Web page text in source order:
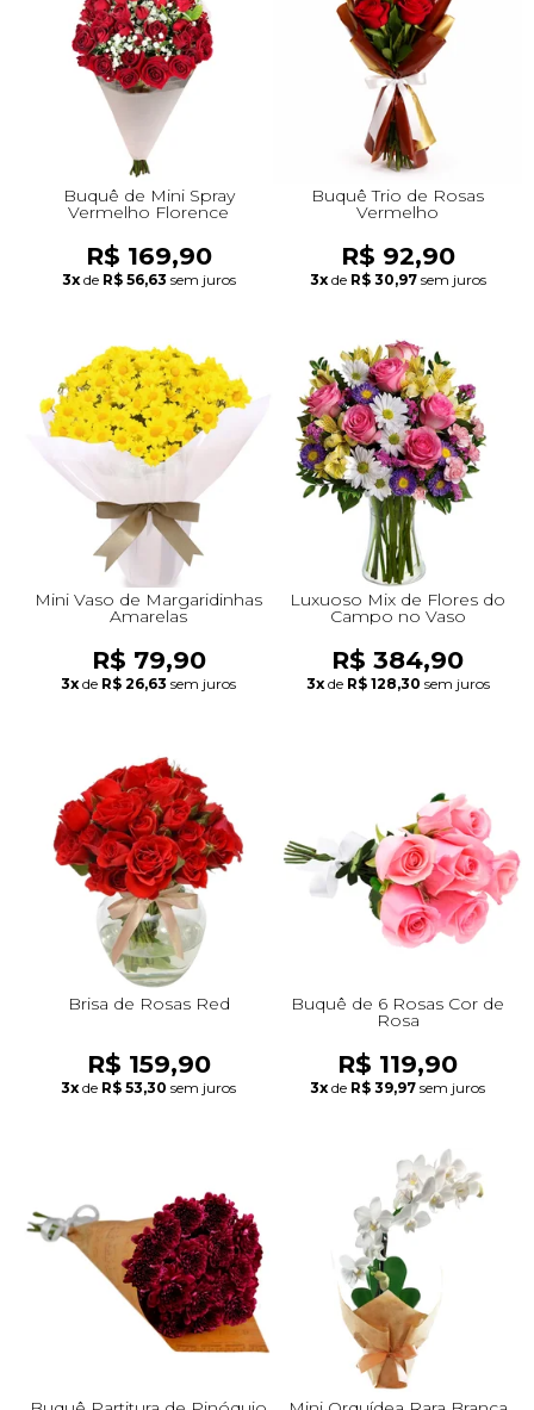
Buquê de Mini Spray
Vermelho Florence
R$ 169,90
3x de R$ 56,63 sem juros
Buquê Trio de Rosas
Vermelho
R$ 92,90
3x de R$ 30,97 sem juros
Mini Vaso de Margaridinhas
Amarelas
R$ 79,90
3x de R$ 26,63 sem juros
Luxuoso Mix de Flores do
Campo no Vaso
R$ 384,90
3x de R$ 128,30 sem juros
Brisa de Rosas Red
R$ 159,90
3x de R$ 53,30 sem juros
Buquê de 6 Rosas Cor de
Rosa
R$ 119,90
3x de R$ 39,97 sem juros